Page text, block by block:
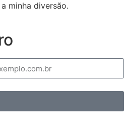
minha diversão.